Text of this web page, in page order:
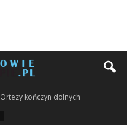
Ortezy kończyn dolnych